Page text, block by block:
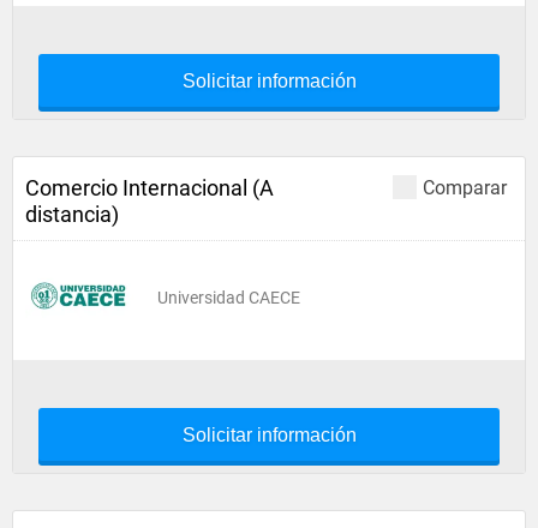
Solicitar información
Comparar
Comercio Internacional (A
distancia)
Universidad CAECE
Solicitar información